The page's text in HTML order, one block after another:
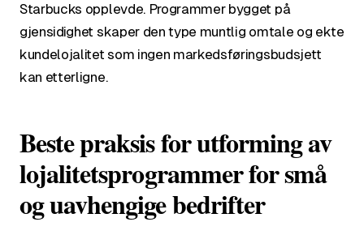
Starbucks opplevde. Programmer bygget på
gjensidighet skaper den type muntlig omtale og ekte
kundelojalitet som ingen markedsføringsbudsjett
kan etterligne.
Beste praksis for utforming av
lojalitetsprogrammer for små
og uavhengige bedrifter